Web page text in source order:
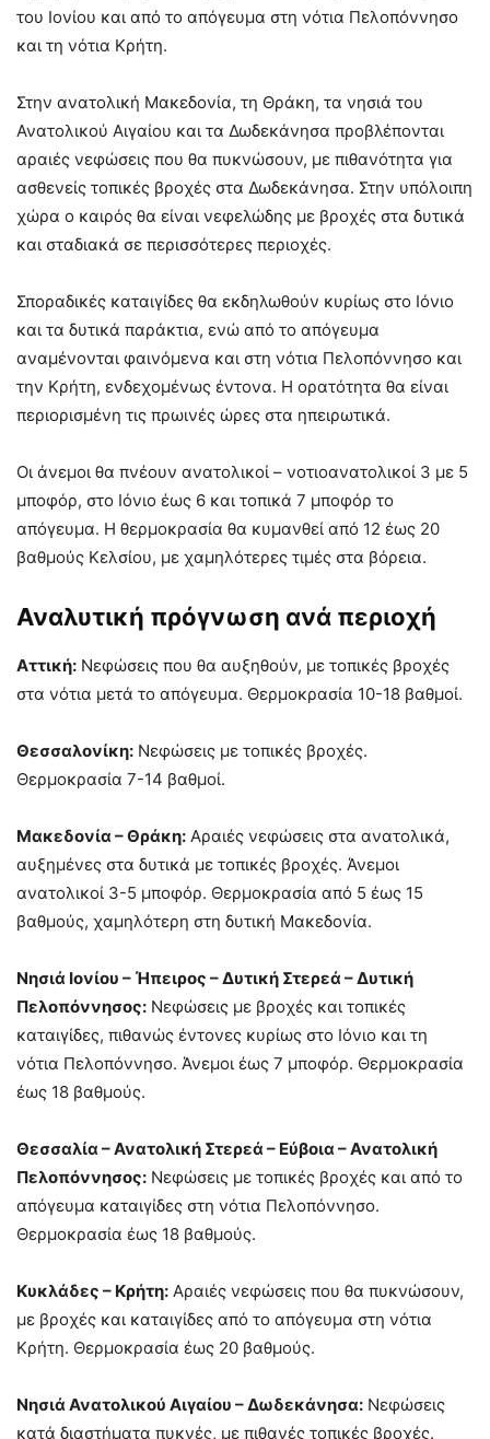
του Ιονίου και από το απόγευμα στη νότια Πελοπόννησο
και τη νότια Κρήτη.
Στην ανατολική Μακεδονία, τη Θράκη, τα νησιά του
Ανατολικού Αιγαίου και τα Δωδεκάνησα προβλέπονται
αραιές νεφώσεις που θα πυκνώσουν, με πιθανότητα για
ασθενείς τοπικές βροχές στα Δωδεκάνησα. Στην υπόλοιπη
χώρα ο καιρός θα είναι νεφελώδης με βροχές στα δυτικά
και σταδιακά σε περισσότερες περιοχές.
Σποραδικές καταιγίδες θα εκδηλωθούν κυρίως στο Ιόνιο
και τα δυτικά παράκτια, ενώ από το απόγευμα
αναμένονται φαινόμενα και στη νότια Πελοπόννησο και
την Κρήτη, ενδεχομένως έντονα. Η ορατότητα θα είναι
περιορισμένη τις πρωινές ώρες στα ηπειρωτικά.
Οι άνεμοι θα πνέουν ανατολικοί – νοτιοανατολικοί 3 με 5
μποφόρ, στο Ιόνιο έως 6 και τοπικά 7 μποφόρ το
απόγευμα. Η θερμοκρασία θα κυμανθεί από 12 έως 20
βαθμούς Κελσίου, με χαμηλότερες τιμές στα βόρεια.
Αναλυτική πρόγνωση ανά περιοχή
Αττική: Νεφώσεις που θα αυξηθούν, με τοπικές βροχές
στα νότια μετά το απόγευμα. Θερμοκρασία 10-18 βαθμοί.
Θεσσαλονίκη: Νεφώσεις με τοπικές βροχές.
Θερμοκρασία 7-14 βαθμοί.
Μακεδονία – Θράκη: Αραιές νεφώσεις στα ανατολικά,
αυξημένες στα δυτικά με τοπικές βροχές. Άνεμοι
ανατολικοί 3-5 μποφόρ. Θερμοκρασία από 5 έως 15
βαθμούς, χαμηλότερη στη δυτική Μακεδονία.
Νησιά Ιονίου – Ήπειρος – Δυτική Στερεά – Δυτική
Πελοπόννησος: Νεφώσεις με βροχές και τοπικές
καταιγίδες, πιθανώς έντονες κυρίως στο Ιόνιο και τη
νότια Πελοπόννησο. Άνεμοι έως 7 μποφόρ. Θερμοκρασία
έως 18 βαθμούς.
Θεσσαλία – Ανατολική Στερεά – Εύβοια – Ανατολική
Πελοπόννησος: Νεφώσεις με τοπικές βροχές και από το
απόγευμα καταιγίδες στη νότια Πελοπόννησο.
Θερμοκρασία έως 18 βαθμούς.
Κυκλάδες – Κρήτη: Αραιές νεφώσεις που θα πυκνώσουν,
με βροχές και καταιγίδες από το απόγευμα στη νότια
Κρήτη. Θερμοκρασία έως 20 βαθμούς.
Νησιά Ανατολικού Αιγαίου – Δωδεκάνησα: Νεφώσεις
κατά διαστήματα πυκνές, με πιθανές τοπικές βροχές.